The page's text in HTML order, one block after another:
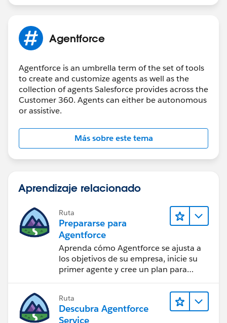
Agentforce
Agentforce is an umbrella term of the set of tools
to create and customize agents as well as the
collection of agents Salesforce provides across the
Customer 360. Agents can either be autonomous
or assistive.
Más sobre este tema
Aprendizaje relacionado
Ruta
Prepararse para
Agentforce
Aprenda cómo Agentforce se ajusta a
los objetivos de su empresa, inicie su
primer agente y cree un plan para
Ruta
Descubra Agentforce
Service